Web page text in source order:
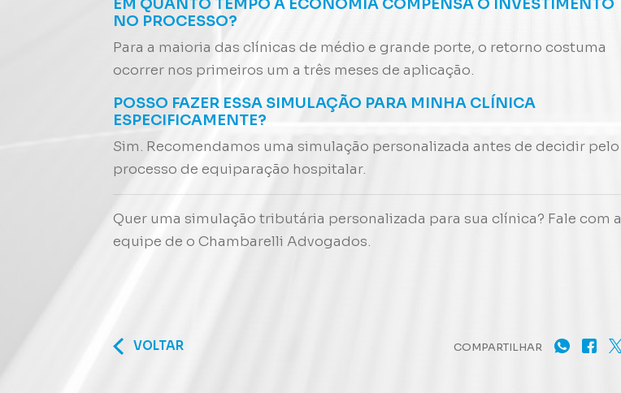
EM QUANTO TEMPO A ECONOMIA COMPENSA O INVESTIMENTO
NO PROCESSO?
Para a maioria das clínicas de médio e grande porte, o retorno costuma
ocorrer nos primeiros um a três meses de aplicação.
POSSO FAZER ESSA SIMULAÇÃO PARA MINHA CLÍNICA
ESPECIFICAMENTE?
Sim. Recomendamos uma simulação personalizada antes de decidir pelo
processo de equiparação hospitalar.
Quer uma simulação tributária personalizada para sua clínica? Fale com a
equipe de o Chambarelli Advogados.
VOLTAR COMPARTILHAR